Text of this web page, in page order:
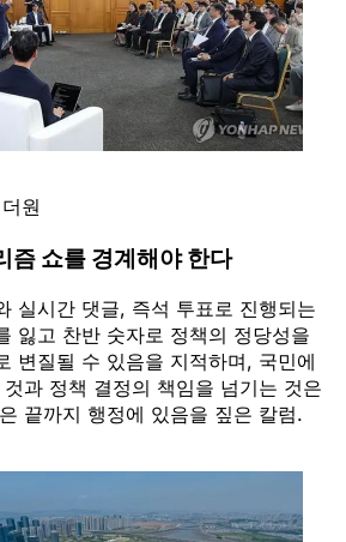
더원
즘 쇼를 경계해야 한다
실시간 댓글, 즉석 투표로 진행되는
잃고 찬반 숫자로 정책의 정당성을
변질될 수 있음을 지적하며, 국민에
과 정책 결정의 책임을 넘기는 것은
끝까지 행정에 있음을 짚은 칼럼.